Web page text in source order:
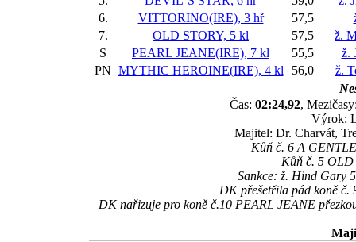
6.
VITTORINO(IRE), 3 hř 57,5
7.
OLD STORY, 5 kl 57,5
ž.
S
PEARL JEANE(IRE), 7 kl 55,5
ž.
PN MYTHIC HEROINE(IRE), 4 kl 56,0
ž.
Čas: 02:24,92,
Výrok:
Majitel: Dr. Charvát,
Kůň č. 6 A
Kůň č. 5 OLD
Sankce: ž. Hind Gary
DK přešetřila pád koně č.
DK nařizuje pro koně č.10 PEARL JEANE